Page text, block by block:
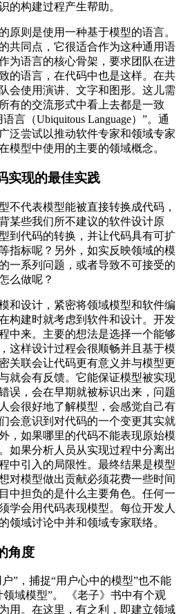
的构建过程产生帮助。
原则是使用一种基于模型的语言。
共同点，它很适合作为这种通用语
为语言的核心骨架，要求团队在进
的语言，在代码中也是这样。在共
会使用演讲、文字和图形。这儿需
有的交流形式中看上去都是一致
言（Ubiquitous Language）”。通
泛尝试以推动软件专家和领域专家
模型中使用的主要的领域概念。
实现的最佳实践
不代表模型能被直接转换成代码，
某些我们所不建议的软件设计原
到代码的转换，并让代码具有可扩
指标呢？另外，如实反映领域的模
一系列问题，或者导致不可接受的
么做呢？
和设计，紧密将领域模型和软件编
构建时就考虑到软件和设计。开发
中来。主要的想法是选择一个能够
这样设计过程会很顺畅并且基于模
关联会让代码更有意义并与模型更
就会有反馈。它能保证模型被实现
误，会在早期就被标识出来，问题
会很好地了解模型，会感觉自己有
会意识到对代码的一个变更其实就
，如果哪里的代码不能表现原始模
如果分析人员从实现过程中分离出
中引入的局限性。最终结果是模型
对模型做出贡献必须花费一些时间
中担负的是什么主要角色。任何一
学会用代码表现模型。每位开发人
领域讨论中并和领域专家联络。
角度
”，捕捉“用户心中的模型”也不能
域模型”。 《老子》书中有个观
用。在这里，有之利，即建立领域